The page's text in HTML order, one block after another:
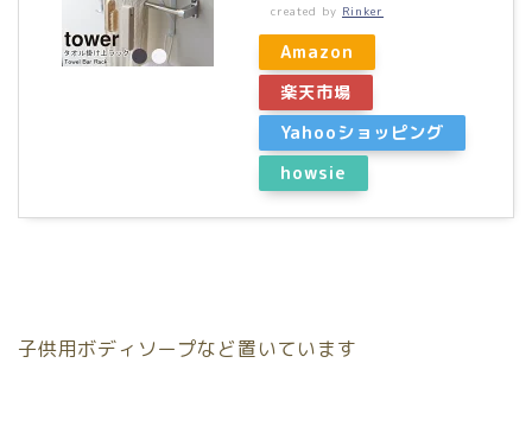
created by Rinker
Amazon
楽天市場
Yahooショッピング
howsie
子供用ボディソープなど置いています